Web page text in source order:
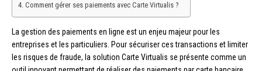
Comment gérer ses paiements avec Carte Virtualis ?
La gestion des paiements en ligne est un enjeu majeur pour les
entreprises et les particuliers. Pour sécuriser ces transactions et limiter
les risques de fraude, la solution Carte Virtualis se présente comme un